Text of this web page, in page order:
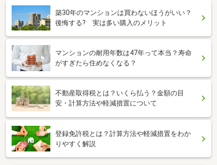
築30年のマンションは買わないほうがいい？
後悔する? 実は多い購入のメリット
マンションの耐用年数は47年って本当？寿命
がすぎたら住めなくなる？
不動産取得税とは？いくら払う？金額の目
安・計算方法や軽減措置について
登録免許税とは？計算方法や軽減措置をわか
りやすく解説